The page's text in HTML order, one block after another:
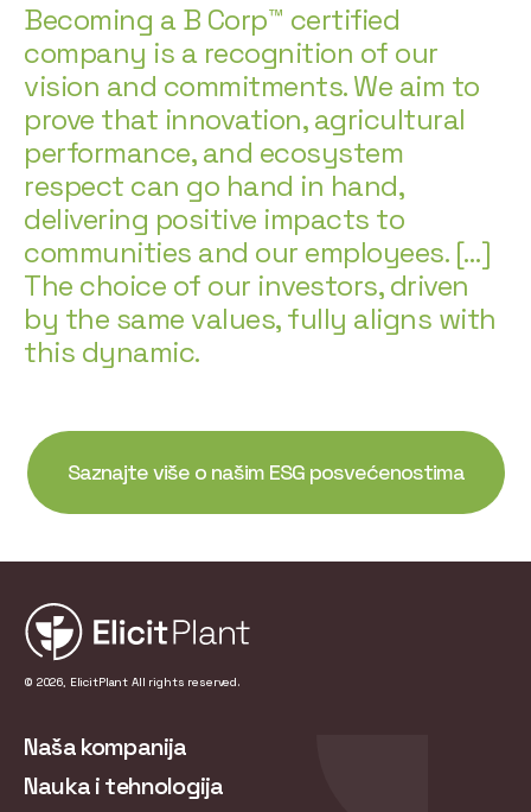
Becoming a B Corp™ certified
company is a recognition of our
vision and commitments. We aim to
prove that innovation, agricultural
performance, and ecosystem
respect can go hand in hand,
delivering positive impacts to
communities and our employees. […]
The choice of our investors, driven
by the same values, fully aligns with
this dynamic.
Saznajte više o našim ESG posvećenostima
© 2026, ElicitPlant All rights reserved.
Naša kompanija
Nauka i tehnologija